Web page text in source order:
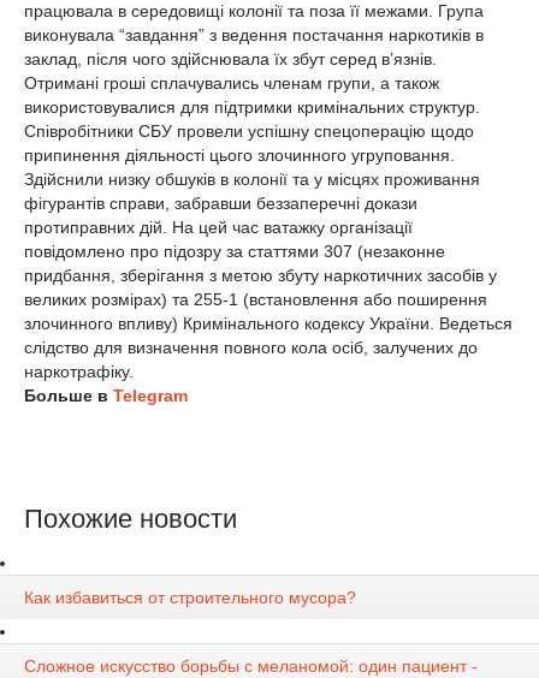
працювала в середовищі колонії та поза її межами. Група
виконувала “завдання” з ведення постачання наркотиків в
заклад, після чого здійснювала їх збут серед в’язнів.
Отримані гроші сплачувались членам групи, а також
використовувалися для підтримки кримінальних структур.
Співробітники СБУ провели успішну спецоперацію щодо
припинення діяльності цього злочинного угруповання.
Здійснили низку обшуків в колонії та у місцях проживання
фігурантів справи, забравши беззаперечні докази
протиправних дій. На цей час ватажку організації
повідомлено про підозру за статтями 307 (незаконне
придбання, зберігання з метою збуту наркотичних засобів у
великих розмірах) та 255-1 (встановлення або поширення
злочинного впливу) Кримінального кодексу України. Ведеться
слідство для визначення повного кола осіб, залучених до
наркотрафіку.
Больше в Telegram
Похожие новости
Как избавиться от строительного мусора?
Сложное искусство борьбы с меланомой: один пациент -